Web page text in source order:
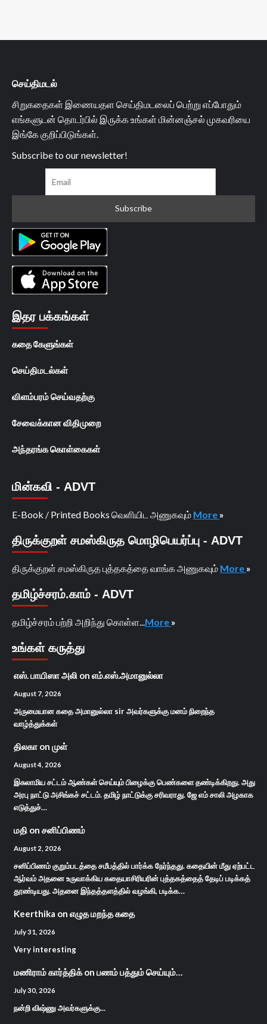
செய்திமடல்
சிறுகதைகள் இணையதள செய்திமடலைப் பெற்று எப்போதும்
எங்களுடன் தொடர்பில் இருக்க உங்கள் மின்னஞ்சல் முகவரியை
இங்கே குறிப்பிடுங்கள்.
Subscribe to our newsletter!
இதர பக்கங்கள்
கதை கேளுங்கள்
செய்திமடல்கள்
விளம்பரம் செய்வதற்கு
சேவைக்கான விதிமுறை
அந்தரங்க கொள்கைகள்
மின்கவி - ADVT
E-Book / Printed Books வெளியிட அணுகவும் More »
திருக்குறள் சமஸ்கிருத மொழிபெயர்ப்பு - ADVT
திருக்குறள் சமஸ்கிருத புத்தகத்தை வாங்க அணுகவும் More »
தமிழ்ச்சரம்.காம் - ADVT
தமிழ்ச்சரம் பற்றி அறிந்து கொள்ள... More »
உங்கள் கருத்து
எஸ். பாயிஸா அலி on எம்.எஸ்.அமானுல்லா
August 7, 2026
அருமையான கதை அமானுல்லா sir அவர்களுக்கு மனம் நிறைந்த
வாழ்த்துக்கள்
திலகா on முள்
August 4, 2026
இசுலாமிய சட்டம் ஆண்கள் செய்யும் பிழைக்கு பெண்களை தண்டிக்கிறது. அது
அரபு நாட்டு அசிங்கச் சட்டம். தமிழ் நாட்டுக்கு சரிவராது. ஜே எம் சாலி அழகாக
எடுத்துச்…
மதி on சனிப்பிணம்
August 2, 2026
சனிப்பிணம் குறும்படத்தை சமீபத்தில் பார்க்க நேர்ந்தது. கதையின் மீது ஏற்பட்ட
ஆர்வம் அதனை உருவாக்கிய கதையாசிரியரின் புத்தகத்தைத் தேடிப் படிக்கத்
தூண்டியது. அதனை இந்தத்தளத்தில் வழங்கி, படிக்க…
Keerthika on எழுத மறந்த கதை
July 31, 2026
Very interesting
மணிராம் கார்த்திக்on பணம் பத்தும் செய்யும்…
July 30, 2026
நன்றி விஷ்ணு அவர்களுக்கு...